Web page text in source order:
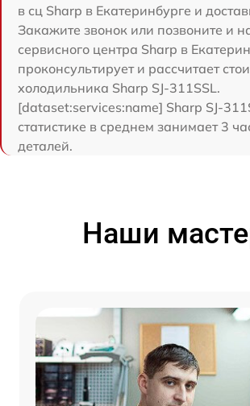
в сц Sharp в Екатеринбурге и
Закажите звонок или позвоните и
сервисного центра Sharp в
проконсультирует и рассчитает
холодильника Sharp SJ-311SSL.
[dataset:services:name] Sharp SJ-
статистике в среднем занимает 3
деталей.
Наши